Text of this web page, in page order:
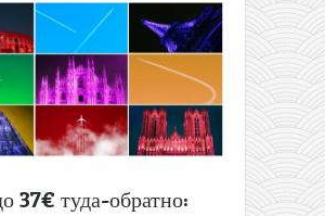
37€ туда-обратно: